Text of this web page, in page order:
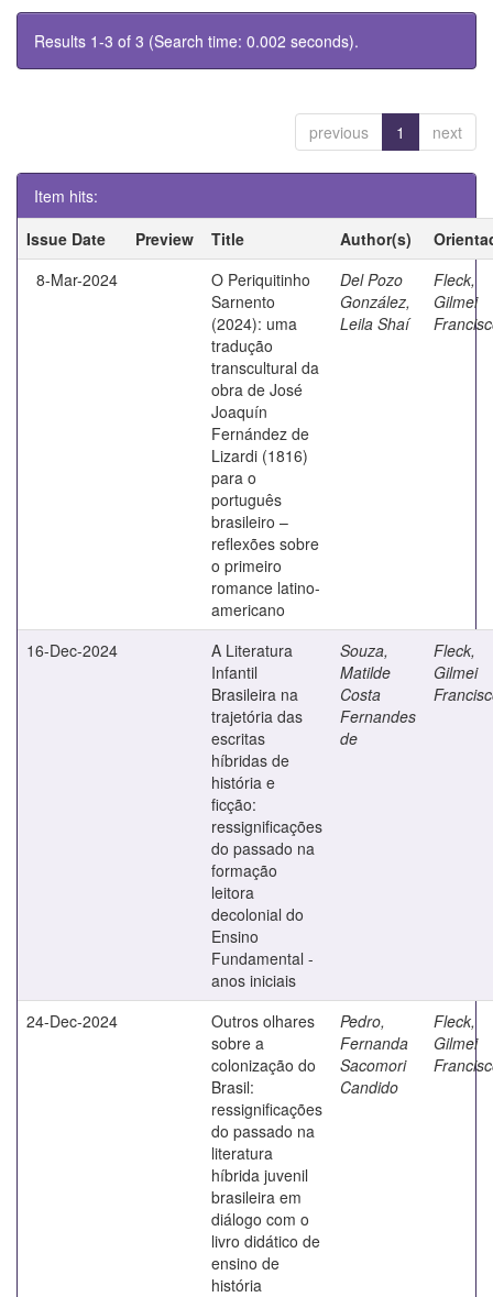
Results 1-3 of 3 (Search time: 0.002 seconds).
previous 1 next
Item hits:
Issue Date
Preview Title Author(s)
8-Mar-2024
O Periquitinho
Sarnento
(2024): uma
tradução
transcultural da
obra de José
Joaquín
Fernández de
Lizardi (1816)
para o
português
brasileiro –
reflexões sobre
o primeiro
romance latino-
americano
Del Pozo
González,
Leila Shaí
Fleck,
Gilmei
16-Dec-2024
A Literatura
Infantil
Brasileira na
trajetória das
escritas
híbridas de
história e
ficção:
ressignificações
do passado na
formação
leitora
decolonial do
Ensino
Fundamental -
anos iniciais
Souza,
Matilde
Costa
Fernandes
de
Fleck,
Gilmei
24-Dec-2024
Outros olhares
sobre a
colonização do
Brasil:
ressignificações
do passado na
literatura
híbrida juvenil
brasileira em
diálogo com o
livro didático de
ensino de
história
Pedro,
Fernanda
Sacomori
Candido
Fleck,
Gilmei